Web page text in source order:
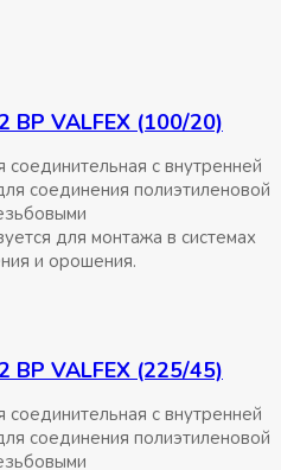
VALFEX (100/20)
c внутренней
соединения полиэтиленовой
для монтажа в системах
и орошения.
VALFEX (225/45)
c внутренней
соединения полиэтиленовой